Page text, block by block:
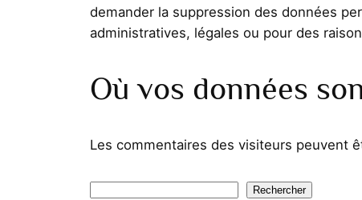
demander la suppression des données
administratives, légales ou pour des
Où vos données
Les commentaires des visiteurs peuvent
Rechercher